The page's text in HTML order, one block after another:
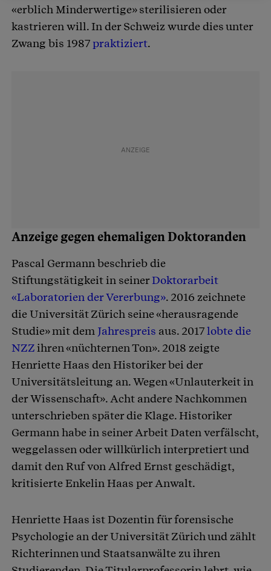
«erblich Minderwertige» sterilisieren oder
kastrieren will. In der Schweiz wurde dies unter
Zwang bis 1987praktiziert.
Anzeige gegen ehemaligen Doktoranden
Pascal Germann beschrieb die
Stiftungstätigkeit in seinerDoktorarbeit
«Laboratorien der Vererbung». 2016 zeichnete
die Universität Zürich seine «herausragende
Studie» mit dem Jahrespreis aus. 2017lobte die
NZZihren «nüchternen Ton». 2018 zeigte
Henriette Haas den Historiker bei der
Universitätsleitung an. Wegen «Unlauterkeit in
der Wissenschaft». Acht andere Nachkommen
unterschrieben später die Klage. Historiker
Germann habe in seiner Arbeit Daten verfälscht,
weggelassen oder willkürlich interpretiert und
damit den Ruf von Alfred Ernst geschädigt,
kritisierte Enkelin Haas per Anwalt.
Henriette Haas ist Dozentin für forensische
Psychologie an der Universität Zürich und zählt
Richterinnen und Staatsanwälte zu ihren